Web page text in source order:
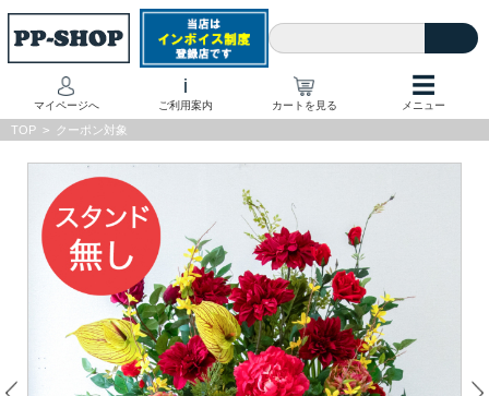
マイページへ
i
ご利用案内 カートを見る
☰
メニュー
TOP > クーポン対象